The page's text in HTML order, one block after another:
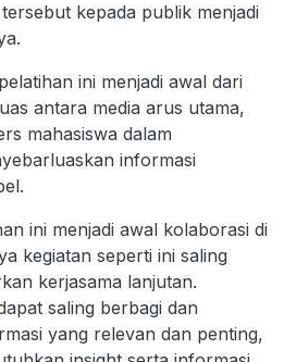
kepada publik menjadi
ini menjadi awal dari
antara media arus utama,
mahasiswa dalam
informasi
ini menjadi awal kolaborasi di
kegiatan seperti ini saling
kerjasama lanjutan.
saling berbagi dan
yang relevan dan penting,